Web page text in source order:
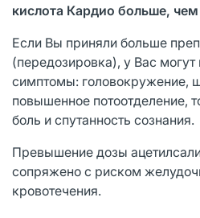
кислота Кардио больше, чем
Если Вы приняли больше
(передозировка), у Вас
симптомы: головокружение,
повышенное потоотделение,
боль и спутанность сознания.
Превышение дозы
сопряжено с риском
кровотечения.